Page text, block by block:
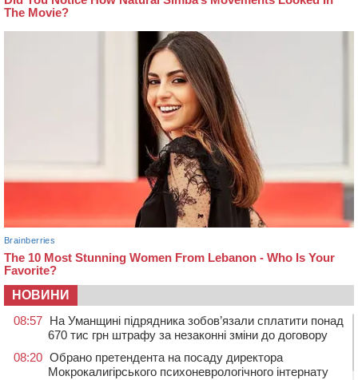
НОВИНИ
08:57
На Уманщині підрядника зобов’язали сплатити понад
670 тис грн штрафу за незаконні зміни до договору
08:20 Обрано претендента на посаду директора
Мокрокалигірського психоневрологічного інтернату